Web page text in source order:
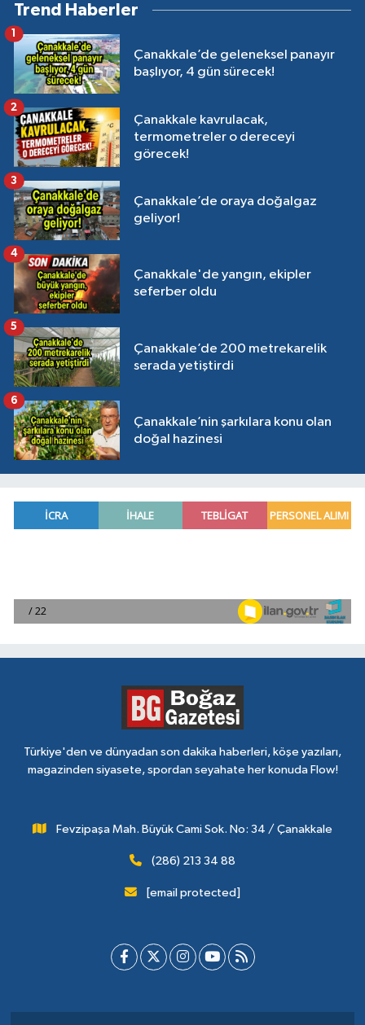
Trend Haberler
Çanakkale’de geleneksel panayır
başlıyor, 4 gün sürecek!
1
Çanakkale kavrulacak,
termometreler o dereceyi
görecek!
2
Çanakkale’de oraya doğalgaz
geliyor!
3
Çanakkale'de yangın, ekipler
seferber oldu
4
Çanakkale’de 200 metrekarelik
serada yetiştirdi
5
Çanakkale’nin şarkılara konu olan
doğal hazinesi
6
Türkiye'den ve dünyadan son dakika haberleri, köşe yazıları,
magazinden siyasete, spordan seyahate her konuda Flow!
Fevzipaşa Mah. Büyük Cami Sok. No: 34 / Çanakkale
(286) 213 34 88
[email protected]